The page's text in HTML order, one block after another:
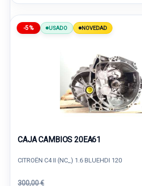
-5% USADO NOVEDAD
CAJA CAMBIOS 20EA61
CITROËN C4 II (NC_) 1.6 BLUEHDI 120
300,00 €